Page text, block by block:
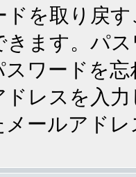
を取り戻
ます。パ
ワードを
ドレスを入
メールアド